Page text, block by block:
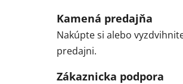
Kamená predajňa
Nakúpte si alebo
predajni.
Zákaznicka podpora